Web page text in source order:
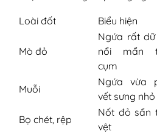
Loài đốt Biểu hiện
Mò đỏ
Ngứa rất
nổi mẩn
cụm
Muỗi
Ngứa vừa
vết sưng nhỏ
Bọ chét, rệp
Nốt đỏ sẩn
vệt